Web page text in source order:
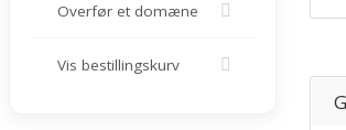
Overfør et domæne
Vis bestillingskurv